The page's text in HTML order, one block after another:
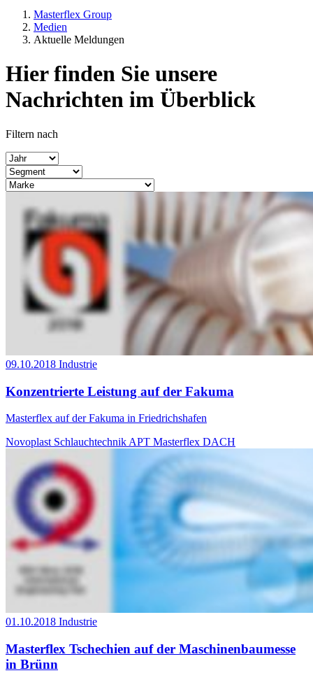
Masterflex Group
Medien
Aktuelle Meldungen
Hier finden Sie unsere
Nachrichten im Überblick
Filtern nach
09.10.2018 Industrie
Konzentrierte Leistung auf der Fakuma
Masterflex auf der Fakuma in Friedrichshafen
Novoplast Schlauchtechnik APT Masterflex DACH
01.10.2018 Industrie
Masterflex Tschechien auf der Maschinenbaumesse
in Brünn